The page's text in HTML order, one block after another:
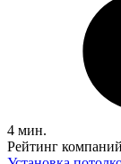
4 мин.
Рейтинг компаний